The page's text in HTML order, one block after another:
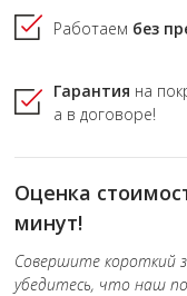
Работаем без
Гарантия на
а в договоре!
Оценка
минут!
Совершите короткий
убедитесь, что наш